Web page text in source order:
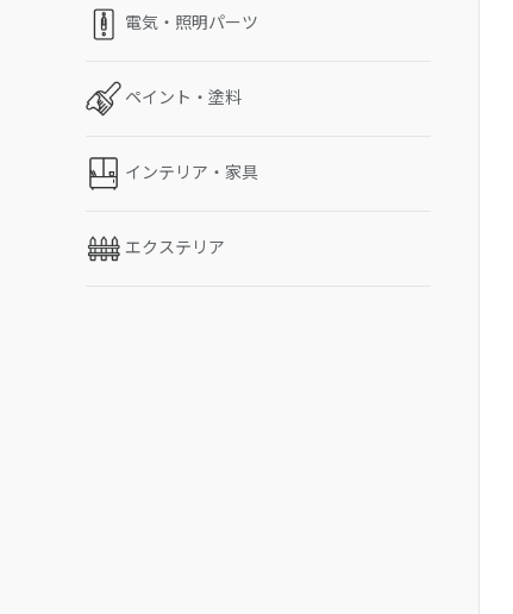
電気・照明パーツ
ペイント・塗料
インテリア・家具
エクステリア